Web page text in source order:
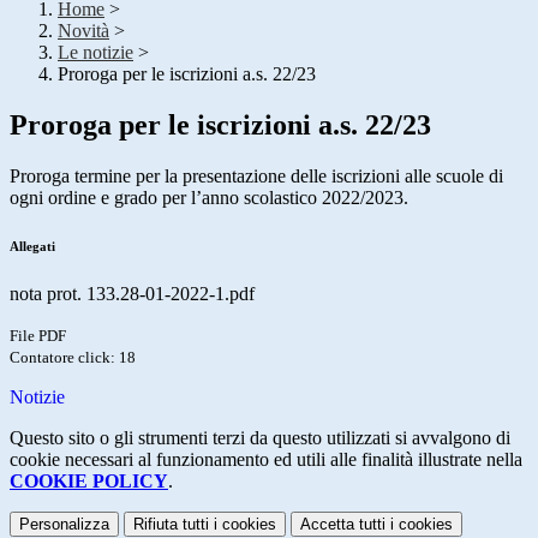
Home >
Novità >
Le notizie >
Proroga per le iscrizioni a.s. 22/23
Proroga per le iscrizioni a.s. 22/23
Proroga termine per la presentazione delle iscrizioni alle scuole di
ogni ordine e grado per l’anno scolastico 2022/2023.
Allegati
nota prot. 133.28-01-2022-1.pdf
File PDF
Contatore click: 18
Notizie
Questo sito o gli strumenti terzi da questo utilizzati si avvalgono di
cookie necessari al funzionamento ed utili alle finalità illustrate nella
COOKIE POLICY.
Personalizza Rifiuta tutti i cookies Accetta tutti i cookies